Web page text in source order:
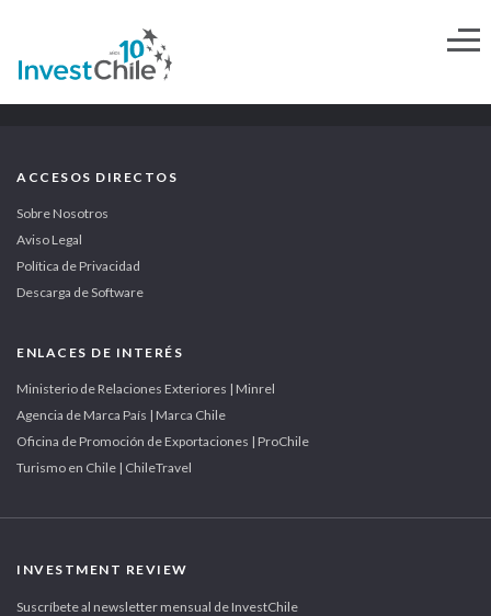
ACCESOS DIRECTOS
Sobre Nosotros
Aviso Legal
Política de Privacidad
Descarga de Software
ENLACES DE INTERÉS
Ministerio de Relaciones Exteriores | Minrel
Agencia de Marca País | Marca Chile
Oficina de Promoción de Exportaciones | ProChile
Turismo en Chile | ChileTravel
INVESTMENT REVIEW
Suscríbete al newsletter mensual de InvestChile